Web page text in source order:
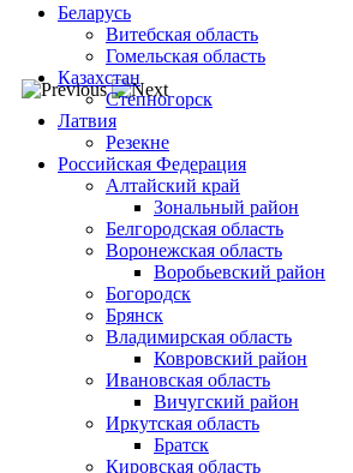
Беларусь
Витебская область
Гомельская область
Казахстан
Степногорск
Латвия
Резекне
Российская Федерация
Алтайский край
Зональный район
Белгородская область
Воронежская область
Воробьевский район
Богородск
Брянск
Владимирская область
Ковровский район
Ивановская область
Вичугский район
Иркутская область
Братск
Кировская область